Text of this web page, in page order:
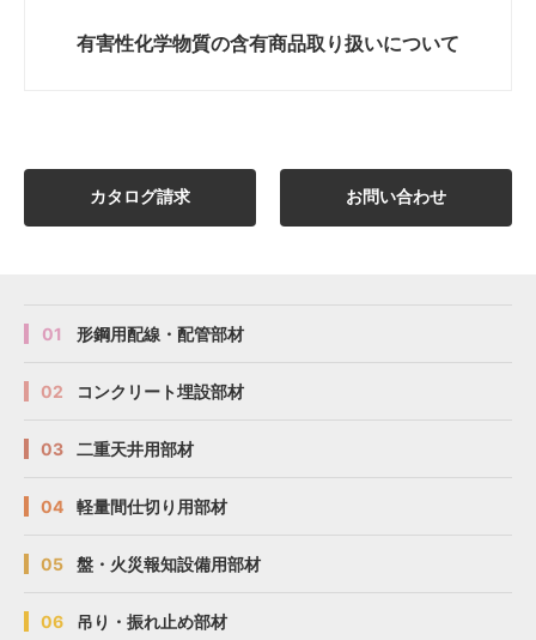
有害性化学物質の含有商品取り扱いについて
カタログ請求 お問い合わせ
01 形鋼用配線・配管部材
02 コンクリート埋設部材
03 二重天井用部材
04 軽量間仕切り用部材
05 盤・火災報知設備用部材
06 吊り・振れ止め部材